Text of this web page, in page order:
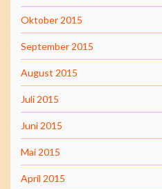
Oktober 2015
September 2015
August 2015
Juli 2015
Juni 2015
Mai 2015
April 2015